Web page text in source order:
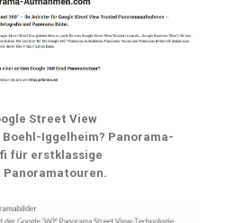
Street View
Iggelheim? Panorama-
für erstklassige
Panoramatouren.